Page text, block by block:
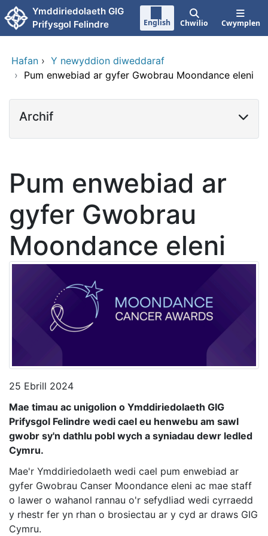
Neidio i'r prif gynnwy
Ymddiriedolaeth GIG
Prifysgol Felindre
English Chwilio Cwymplen
Hafan › Y newyddion diweddaraf
› Pum enwebiad ar gyfer Gwobrau Moondance eleni
Archif
Pum enwebiad ar
gyfer Gwobrau
Moondance eleni
25 Ebrill 2024
Mae timau ac unigolion o Ymddiriedolaeth GIG
Prifysgol Felindre wedi cael eu henwebu am sawl
gwobr sy'n dathlu pobl wych a syniadau dewr ledled
Cymru.
Mae'r Ymddiriedolaeth wedi cael pum enwebiad ar
gyfer Gwobrau Canser Moondance eleni ac mae staff
o lawer o wahanol rannau o'r sefydliad wedi cyrraedd
y rhestr fer yn rhan o brosiectau ar y cyd ar draws GIG
Cymru.